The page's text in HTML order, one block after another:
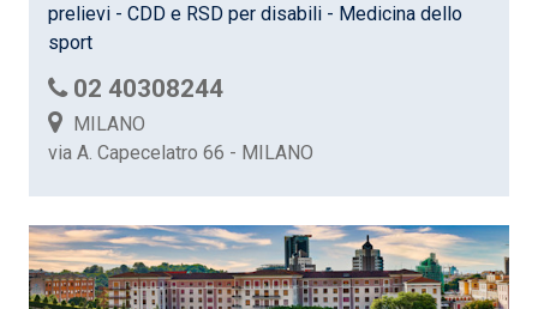
prelievi - CDD e RSD per disabili - Medicina dello
sport
02 40308244
MILANO
via A. Capecelatro 66 - MILANO